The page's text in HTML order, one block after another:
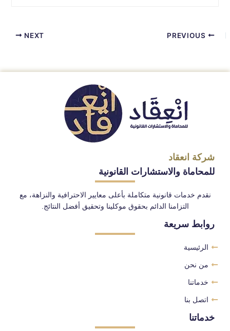
NEXT
شركة انعقاد
للمحاماة والاستشارات القانونية
نقدم خدمات قانونية متكاملة بأعلى معايير الاحترافية والنزاهة، مع
التزامنا الدائم بحقوق موكلينا وتحقيق أفضل النتائج.
روابط سريعة
الرئيسية
من نحن
خدماتنا
اتصل بنا
خدماتنا